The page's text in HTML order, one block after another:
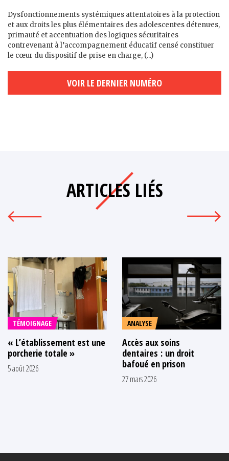
Dysfonctionnements systémiques attentatoires à la protection
et aux droits les plus élémentaires des adolescent·es détenu·es,
primauté et accentuation des logiques sécuritaires
contrevenant à l’accompagnement éducatif censé constituer
le cœur du dispositif de prise en charge, (...)
VOIR LE DERNIER NUMÉRO
ARTICLES LIÉS
TÉMOIGNAGE
« L’établissement est une
porcherie totale »
5 août 2026
ANALYSE
Accès aux soins
dentaires : un droit
bafoué en prison
27 mars 2026